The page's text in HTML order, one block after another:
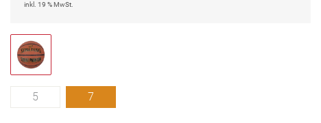
inkl. 19 % MwSt.
5 7